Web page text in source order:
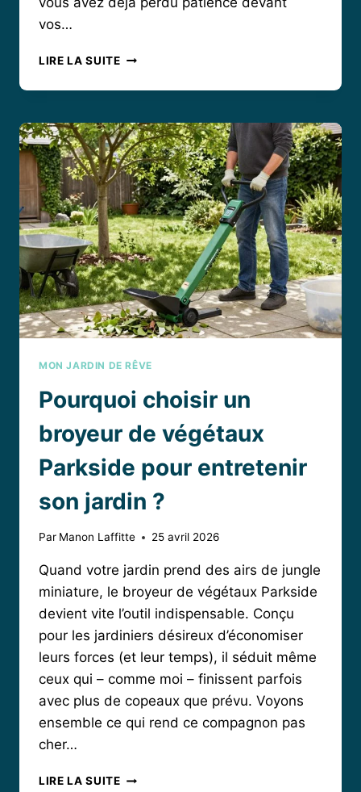
vos…
LIRE LA SUITEPOMME
TERRE
:
LE
SECRET
D’UNE
RÉCOLTE
EXPRESS,
DORÉE
ET
SAVOUREUSE
MON JARDIN DE RÊVE
Pourquoi choisir un
broyeur de végétaux
Parkside pour entretenir
son jardin ?
Par Manon Laffitte 25 avril 2026
Quand votre jardin prend des airs de jungle
miniature, le broyeur de végétaux Parkside
devient vite l’outil indispensable. Conçu
pour les jardiniers désireux d’économiser
leurs forces (et leur temps), il séduit même
ceux qui – comme moi – finissent parfois
avec plus de copeaux que prévu. Voyons
ensemble ce qui rend ce compagnon pas
cher…
LIRE LA SUITEPOURQUOI